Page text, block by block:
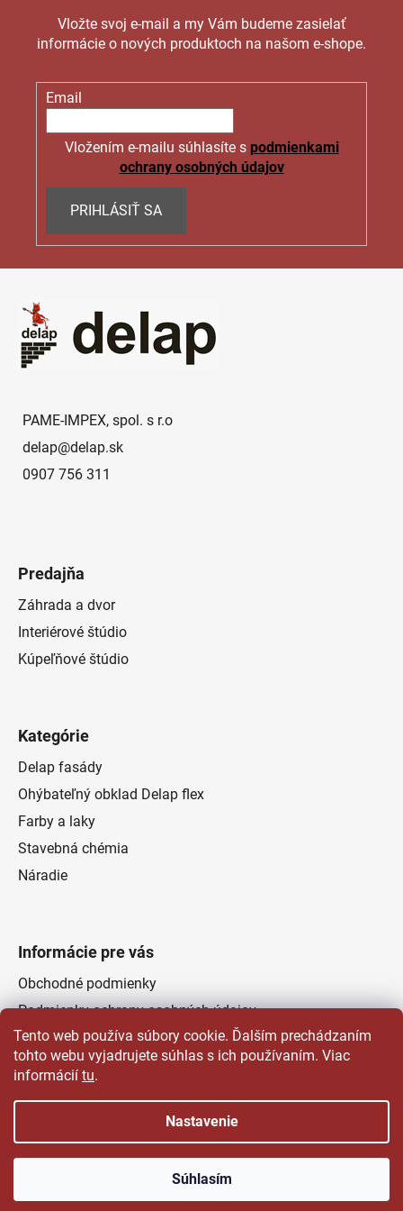
Tento web používa súbory cookie. Ďalším prechádzaním
tohto webu vyjadrujete súhlas s ich používaním. Viac
informácií tu.
Nastavenie
Súhlasím
k
y
v
i
s
u
Vložte svoj e-mail a my Vám budeme zasielať
informácie o nových produktoch na našom e-shope.
Email
Vložením e-mailu súhlasíte s podmienkami
ochrany osobných údajov
PRIHLÁSIŤ SA
PAME-IMPEX, spol. s r.o
delap@delap.sk
0907 756 311
Predajňa
Záhrada a dvor
Interiérové štúdio
Kúpeľňové štúdio
Kategórie
Delap fasády
Ohýbateľný obklad Delap flex
Farby a laky
Stavebná chémia
Náradie
Informácie pre vás
Obchodné podmienky
Podmienky ochrany osobných údajov
Odstúpenie od zmluvy
Kontakty
Vytvoril Shoptet a
Adatelier
Čertovsky dobré farby laky | Delap.sk
Všetky práva vyhradené.